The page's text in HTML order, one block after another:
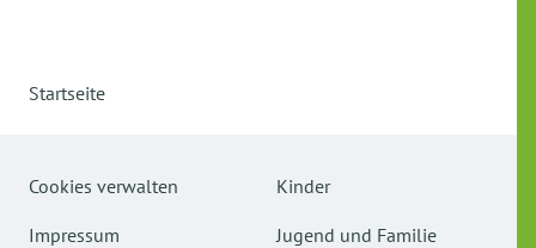
Startseite
Cookies verwalten
Impressum
Kinder
Jugend und Familie